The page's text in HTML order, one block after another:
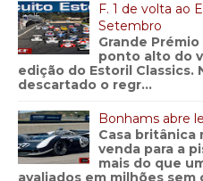
F. 1 de volta ao
Setembro
Grande
ponto alto do
edição do Estoril Classics.
descartado o regr...
Bonhams abre
Casa britânica
venda para a
mais do que
avaliados em milhões sem